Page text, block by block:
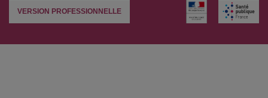
VERSION PROFESSIONNELLE